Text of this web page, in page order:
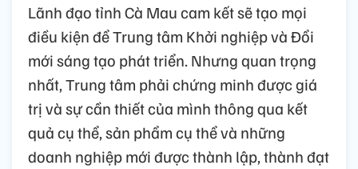
Lãnh đạo tỉnh Cà Mau cam kết sẽ tạo mọi
điều kiện để Trung tâm Khởi nghiệp và Đổi
mới sáng tạo phát triển. Nhưng quan trọng
nhất, Trung tâm phải chứng minh được giá
trị và sự cần thiết của mình thông qua kết
quả cụ thể, sản phẩm cụ thể và những
doanh nghiệp mới được thành lập, thành đạt